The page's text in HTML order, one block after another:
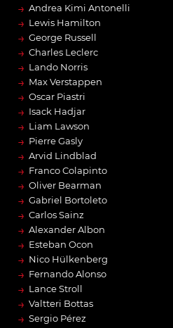
→ Andrea Kimi Antonelli
→ Lewis Hamilton
→ George Russell
→ Charles Leclerc
→ Lando Norris
→ Max Verstappen
→ Oscar Piastri
→ Isack Hadjar
→ Liam Lawson
→ Pierre Gasly
→ Arvid Lindblad
→ Franco Colapinto
→ Oliver Bearman
→ Gabriel Bortoleto
→ Carlos Sainz
→ Alexander Albon
→ Esteban Ocon
→ Nico Hülkenberg
→ Fernando Alonso
→ Lance Stroll
→ Valtteri Bottas
→ Sergio Pérez